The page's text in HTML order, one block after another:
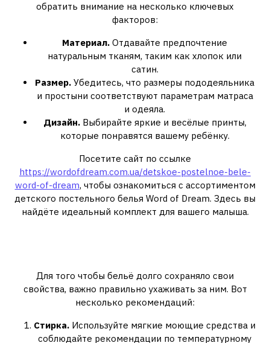
обратить внимание на несколько ключевых
факторов:
Материал. Отдавайте предпочтение
натуральным тканям, таким как хлопок или
сатин.
Размер. Убедитесь, что размеры пододеяльника
и простыни соответствуют параметрам матраса
и одеяла.
Дизайн.Выбирайте яркие и весёлые принты,
которые понравятся вашему ребёнку.
Посетите сайт по ссылке
https://wordofdream.com.ua/detskoe-postelnoe-bele-
word-of-dream, чтобы ознакомиться с ассортиментом
детского постельного белья Word of Dream. Здесь вы
найдёте идеальный комплект для вашего малыша.
Для того чтобы бельё долго сохраняло свои
свойства, важно правильно ухаживать за ним. Вот
несколько рекомендаций:
Стирка. Используйте мягкие моющие средства и
соблюдайте рекомендации по температурному